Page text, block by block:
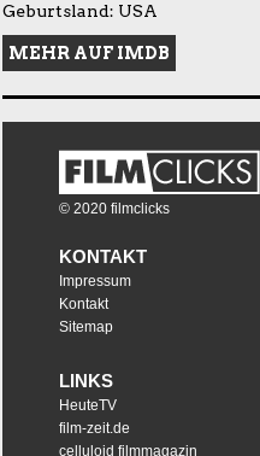
Geburtsland: USA
MEHR AUF IMDB
© 2020 filmclicks
KONTAKT
Impressum
Kontakt
Sitemap
LINKS
HeuteTV
film-zeit.de
celluloid filmmagazin